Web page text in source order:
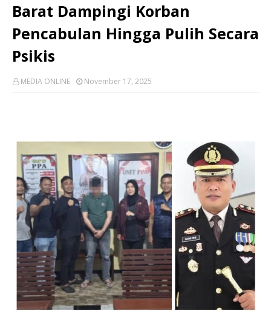
Barat Dampingi Korban
Pencabulan Hingga Pulih Secara
Psikis
MEDIA ONLINE November 17, 2025